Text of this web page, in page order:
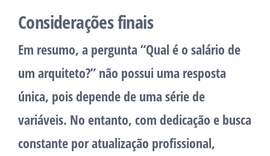
Considerações finais
Em resumo, a pergunta “Qual é o salário de
um arquiteto?” não possui uma resposta
única, pois depende de uma série de
variáveis. No entanto, com dedicação e busca
constante por atualização profissional,